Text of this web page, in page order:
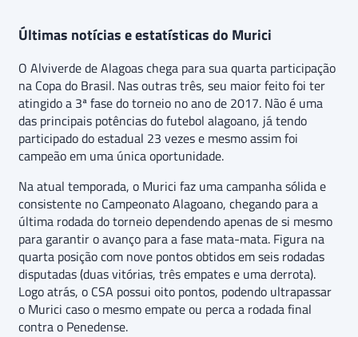
Últimas notícias e estatísticas do Murici
O Alviverde de Alagoas chega para sua quarta participação
na Copa do Brasil. Nas outras três, seu maior feito foi ter
atingido a 3ª fase do torneio no ano de 2017. Não é uma
das principais potências do futebol alagoano, já tendo
participado do estadual 23 vezes e mesmo assim foi
campeão em uma única oportunidade.
Na atual temporada, o Murici faz uma campanha sólida e
consistente no Campeonato Alagoano, chegando para a
última rodada do torneio dependendo apenas de si mesmo
para garantir o avanço para a fase mata-mata. Figura na
quarta posição com nove pontos obtidos em seis rodadas
disputadas (duas vitórias, três empates e uma derrota).
Logo atrás, o CSA possui oito pontos, podendo ultrapassar
o Murici caso o mesmo empate ou perca a rodada final
contra o Penedense.